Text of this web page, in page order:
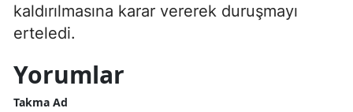
kaldırılmasına karar vererek duruşmayı
erteledi.
Yorumlar
Takma Ad